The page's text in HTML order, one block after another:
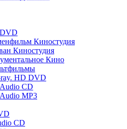
Киностудия
Киностудия
Кино
HD DVD
CD
MP3
CD